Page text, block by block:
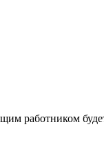
работником